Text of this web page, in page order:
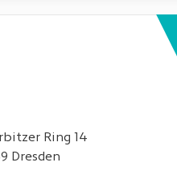
Ring 14
Dresden